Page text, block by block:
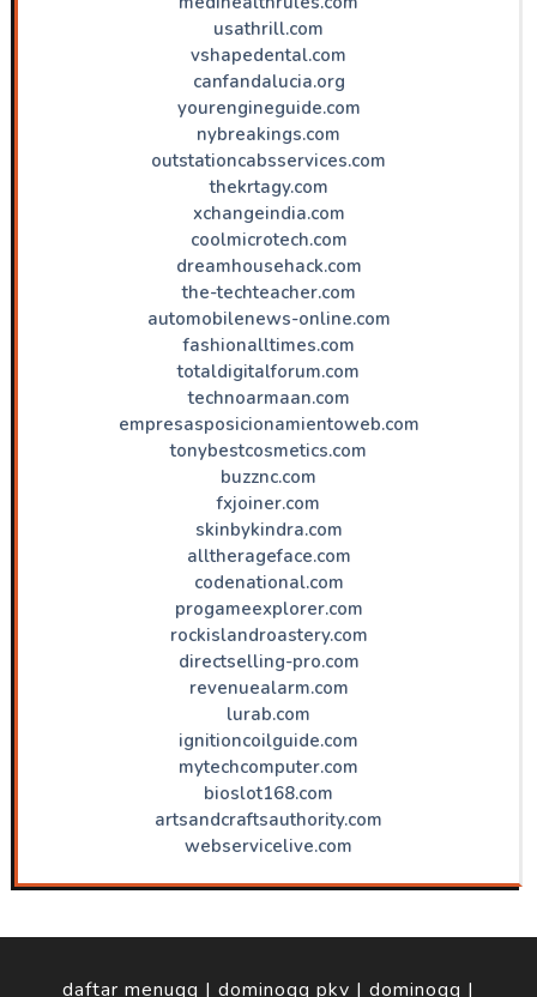
usathrill.com
vshapedental.com
canfandalucia.org
yourengineguide.com
nybreakings.com
outstationcabsservices.com
thekrtagy.com
xchangeindia.com
coolmicrotech.com
dreamhousehack.com
the-techteacher.com
automobilenews-online.com
fashionalltimes.com
totaldigitalforum.com
technoarmaan.com
empresasposicionamientoweb.com
tonybestcosmetics.com
buzznc.com
fxjoiner.com
skinbykindra.com
alltherageface.com
codenational.com
progameexplorer.com
rockislandroastery.com
directselling-pro.com
revenuealarm.com
lurab.com
ignitioncoilguide.com
mytechcomputer.com
bioslot168.com
artsandcraftsauthority.com
webservicelive.com
daftar menuqq | dominoqq pkv | dominoqq |